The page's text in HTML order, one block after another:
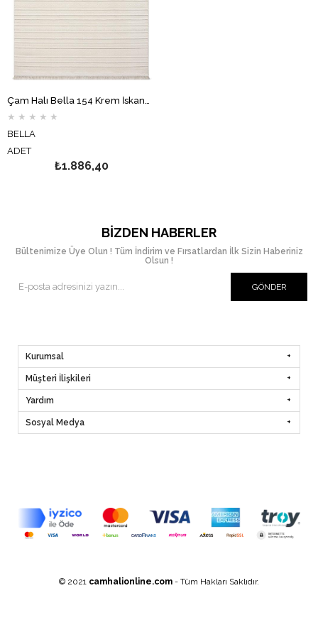
★ ★ ★ ★ ★
BELLA
ADET
₺1.886,40
BIZDEN HABERLER
Bültenimize Üye Olun ! Tüm İndirim ve Fırsatlardan İlk Sizin Haberiniz
Olsun !
GÖNDER
Kurumsal
Müşteri İlişkileri
Yardım
Sosyal Medya
© 2021 camhalionline.com - Tüm Hakları Saklıdır.